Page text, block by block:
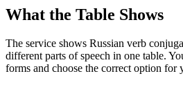
What the Table Shows
The service shows Russian verb
different parts of speech in one table.
forms and choose the correct option for